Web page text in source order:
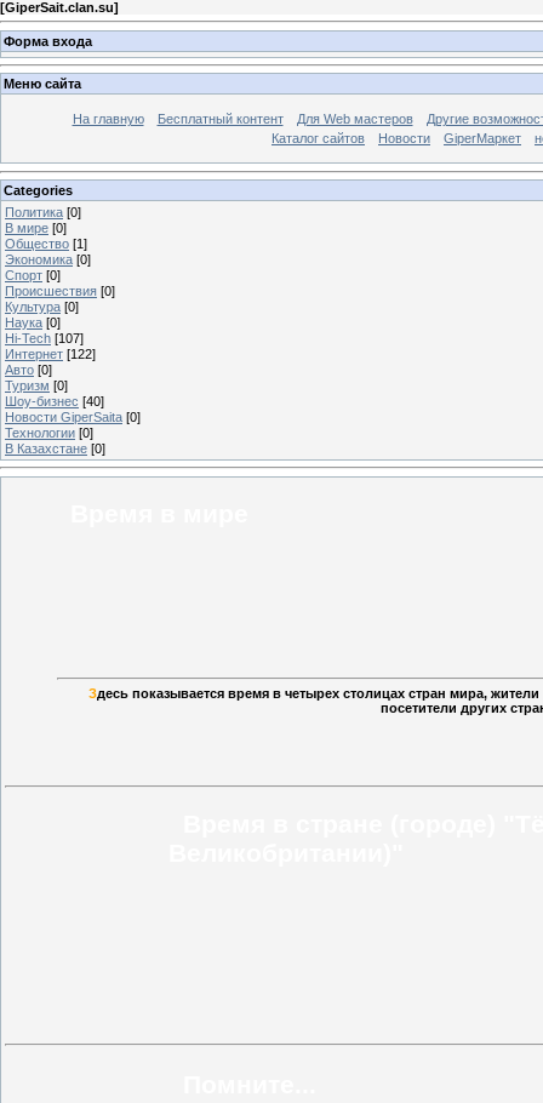
[GiperSait.clan.su]
Форма входа
Меню сайта
На главную Бесплатный контент Для Web мастеров
Другие
Каталог сайтов
Новости GiperМаркет
Categories
Политика [0]
В мире [0]
Общество [1]
Экономика [0]
Спорт [0]
Происшествия [0]
Культура [0]
Наука [0]
Hi-Tech [107]
Интернет [122]
Авто [0]
Туризм [0]
Шоу-бизнес [40]
Новости GiperSaita [0]
Технологии [0]
В Казахстане [0]
Здесь показывается время в четырех столицах стран мира,
посетители других